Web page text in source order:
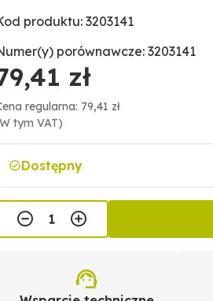
produktu: 3203141
porównawcze: 3203141
zł
regularna: 79,41 zł
tym VAT)
Dostępny